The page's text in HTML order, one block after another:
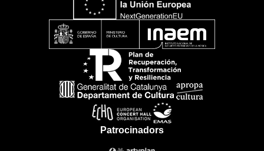
Patrocinadors